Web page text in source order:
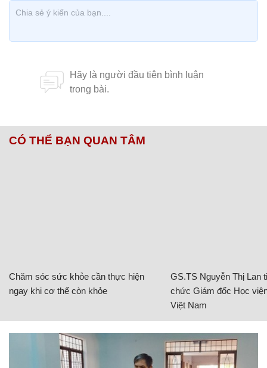
CÓ THỂ BẠN QUAN TÂM
Chăm sóc sức khỏe cần thực hiện
ngay khi cơ thể còn khỏe
GS.TS Nguyễn Thị Lan
chức Giám đốc Học
Việt Nam